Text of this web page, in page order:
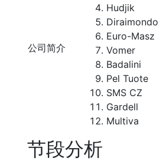
公司简介
Hudjik
Diraimondo
Euro-Masz
Vomer
Badalini
Pel Tuote
SMS CZ
Gardell
Multiva
节段分析